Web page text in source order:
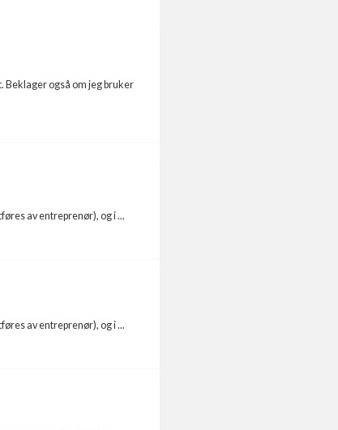
Beklager også om jeg bruker
av entreprenør), og i ...
av entreprenør), og i ...